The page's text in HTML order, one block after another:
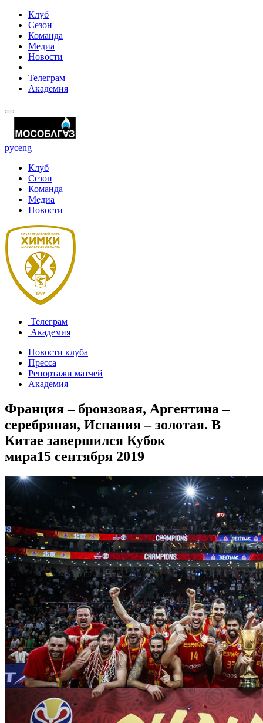
Клуб
Сезон
Команда
Медиа
Новости
Телеграм
Академия
русeng
Клуб
Сезон
Команда
Медиа
Новости
Телеграм
Академия
Новости клуба
Пресса
Репортажи матчей
Академия
Франция – бронзовая, Аргентина –
серебряная, Испания – золотая. В
Китае завершился Кубок
мира15 сентября 2019